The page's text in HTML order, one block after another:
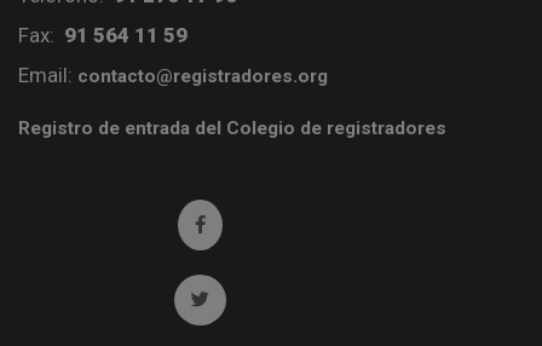
Fax: 91 564 11 59
Email: contacto@registradores.org
Registro de entrada del Colegio de registradores
Ir a facebook (abre en ventana nueva)
Ir a twitter (abre en ventana nueva)